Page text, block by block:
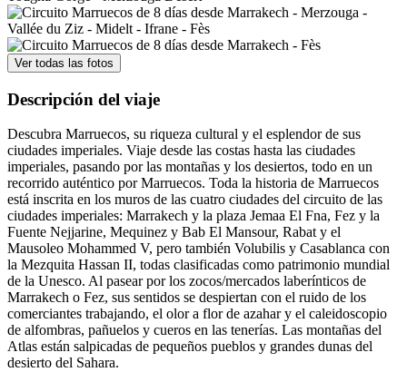
Ver todas las fotos
Descripción del viaje
Descubra Marruecos, su riqueza cultural y el esplendor de sus
ciudades imperiales. Viaje desde las costas hasta las ciudades
imperiales, pasando por las montañas y los desiertos, todo en un
recorrido auténtico por Marruecos. Toda la historia de Marruecos
está inscrita en los muros de las cuatro ciudades del circuito de las
ciudades imperiales: Marrakech y la plaza Jemaa El Fna, Fez y la
Fuente Nejjarine, Mequinez y Bab El Mansour, Rabat y el
Mausoleo Mohammed V, pero también Volubilis y Casablanca con
la Mezquita Hassan II, todas clasificadas como patrimonio mundial
de la Unesco. Al pasear por los zocos/mercados laberínticos de
Marrakech o Fez, sus sentidos se despiertan con el ruido de los
comerciantes trabajando, el olor a flor de azahar y el caleidoscopio
de alfombras, pañuelos y cueros en las tenerías. Las montañas del
Atlas están salpicadas de pequeños pueblos y grandes dunas del
desierto del Sahara.